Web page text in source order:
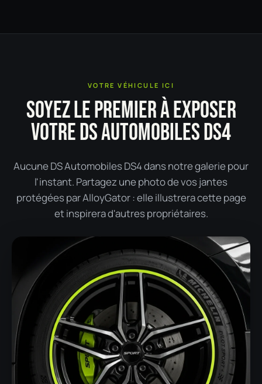
VOTRE VÉHICULE ICI
SOYEZ LE PREMIER À EXPOSER
VOTRE DS AUTOMOBILES DS4
Aucune DS Automobiles DS4 dans notre galerie pour
l'instant. Partagez une photo de vos jantes
protégées par AlloyGator : elle illustrera cette page
et inspirera d'autres propriétaires.